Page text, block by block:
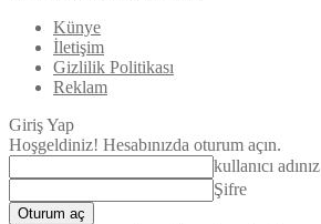
Künye
İletişim
Gizlilik Politikası
Reklam
Giriş Yap
Hoşgeldiniz! Hesabınızda oturum açın.
kullanıcı adınız
Şifre